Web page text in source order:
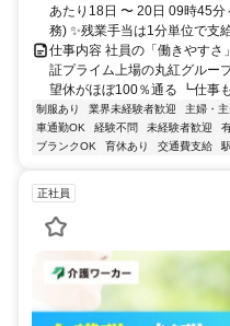
あたり18日 〜 20日 09時45
務) ✨残業手当は1分単位で支
仕事内容 社員の「働きやすさ
証プライム上場の丸紅グルー
望休がほぼ100％通る ┗仕事
制服あり 業界未経験者歓迎 主婦・
車通勤OK
経験不問 未経験者歓迎
ブランクOK
育休あり 交通費支給
正社員